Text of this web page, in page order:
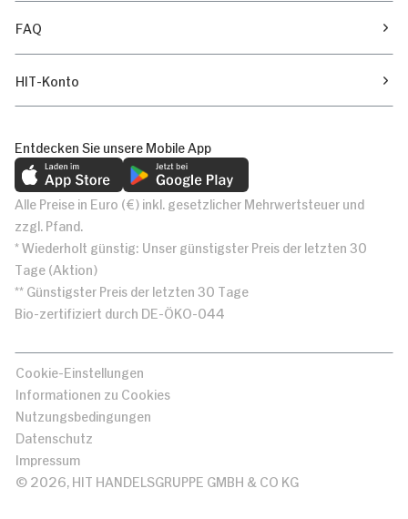
FAQ
HIT-Konto
Entdecken Sie unsere Mobile App
Alle Preise in Euro (€) inkl. gesetzlicher Mehrwertsteuer und
zzgl. Pfand.
* Wiederholt günstig: Unser günstigster Preis der letzten 30
Tage (Aktion)
** Günstigster Preis der letzten 30 Tage
Bio-zertifiziert durch DE-ÖKO-044
Cookie-Einstellungen
Informationen zu Cookies
Nutzungsbedingungen
Datenschutz
Impressum
© 2026, HIT HANDELSGRUPPE GMBH & CO KG